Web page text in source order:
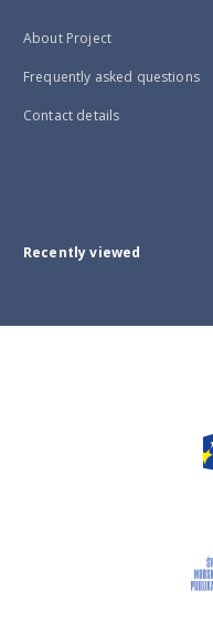
About Project
Frequently asked questions
Contact details
Recently viewed